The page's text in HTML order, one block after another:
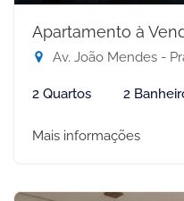
Apartamento à
Av. João Mendes -
2 Quartos 2
Mais informações